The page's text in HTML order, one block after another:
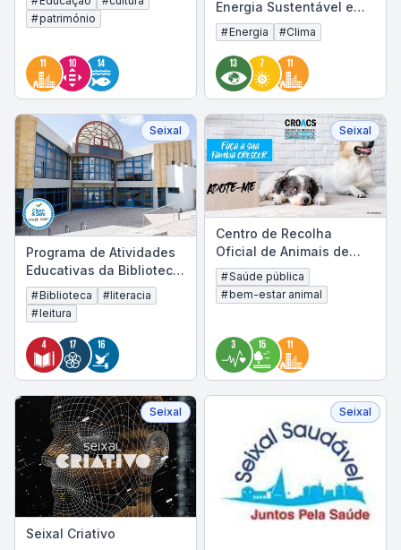
#património
Energia Sustentável e
Clima do Município do
Seixal (PAESC)
#Energia #Clima
Seixal
Programa de Atividades
Educativas da Biblioteca
Municipal do Seixal
#Biblioteca #literacia
#leitura
Seixal
Centro de Recolha
Oficial de Animais de
Companhia do Seixal
(CROACS)
#Saúde pública
#bem-estar animal
Seixal
Seixal Criativo
Seixal